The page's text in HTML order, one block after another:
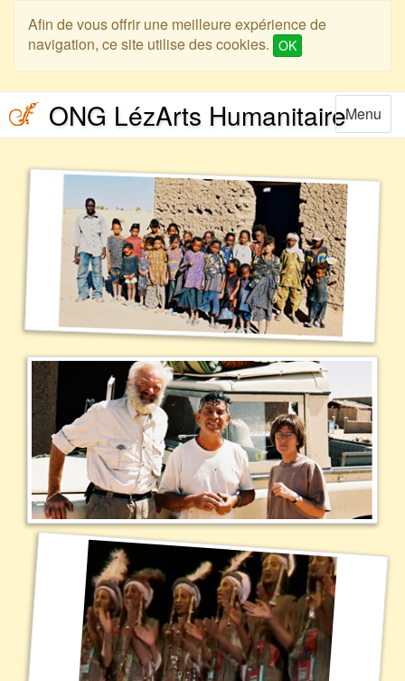
main
main
Afin de vous offrir une meilleure expérience de
navigation, ce site utilise des cookies. OK
Toggle
Menu
ONG LézArts Humanitaire